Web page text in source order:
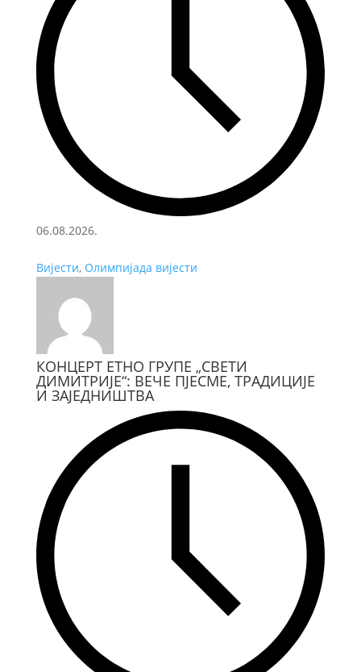
06.08.2026.
Вијести, Олимпијада вијести
КОНЦЕРТ ЕТНО ГРУПЕ „СВЕТИ
ДИМИТРИЈЕ“: ВЕЧЕ ПЈЕСМЕ, ТРАДИЦИЈЕ
И ЗАЈЕДНИШТВА